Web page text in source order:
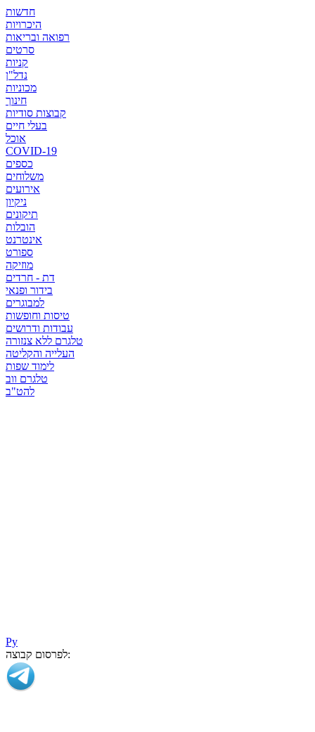
חדשות
היכרויות
רפואה ובריאות
סרטים
קניות
נדל"ן
מכוניות
חינוך
קבוצות סודיות
בעלי חיים
אוכל
COVID-19
כספים
משלוחים
אירועים
ניקיון
תיקונים
הובלות
אינטרנט
ספורט
מוזיקה
דת - חרדים
בידור ופנאי
למבוגרים
טיסות וחופשות
עבודות ודרושים
טלגרם ללא צנזורה
העלייה והקליטה
לימוד שפות
טלגרם ווב
להט"ב
Ру
לפרסום קבוצה: